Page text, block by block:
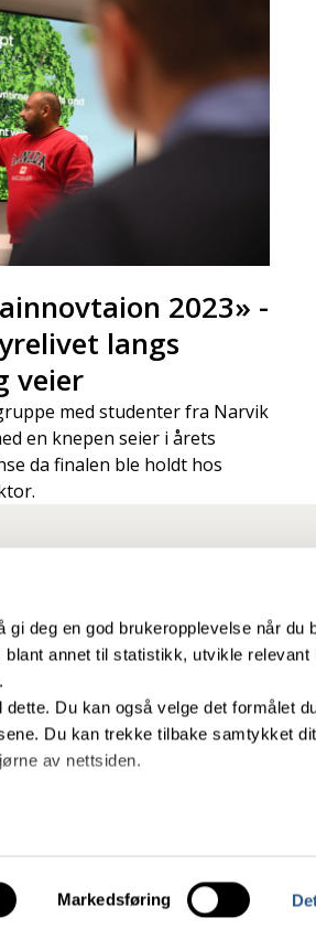
deg en god brukeropplevelse når du
annet til statistikk, utvikle relevant
Du kan også velge det formålet
Du kan trekke tilbake samtykket
av nettsiden.
Markedsføring
2023» -
langs
veier
med studenter fra Narvik
en knepen seier i årets
da finalen ble holdt hos
Om direktoratet
Ledige stillingar